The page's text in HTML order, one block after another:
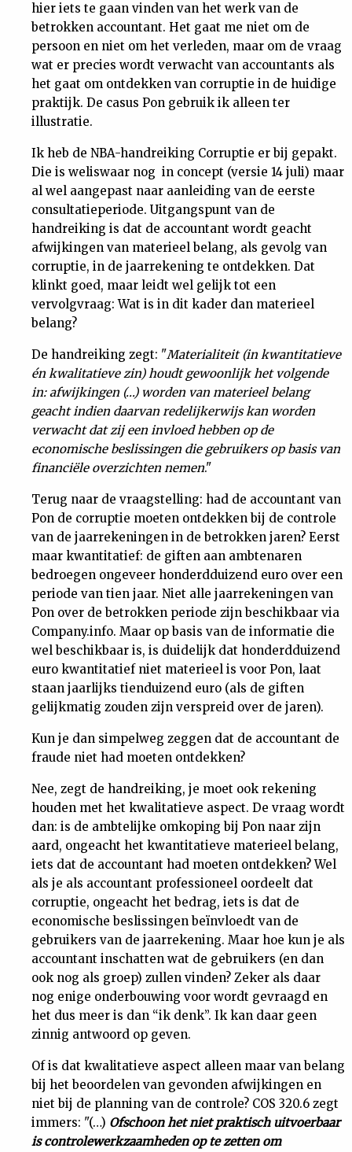
hier iets te gaan vinden van het werk van de
betrokken accountant. Het gaat me niet om de
persoon en niet om het verleden, maar om de vraag
wat er precies wordt verwacht van accountants als
het gaat om ontdekken van corruptie in de huidige
praktijk. De casus Pon gebruik ik alleen ter
illustratie.
Ik heb de NBA-handreiking Corruptie er bij gepakt.
Die is weliswaar nog in concept (versie 14 juli) maar
al wel aangepast naar aanleiding van de eerste
consultatieperiode. Uitgangspunt van de
handreiking is dat de accountant wordt geacht
afwijkingen van materieel belang, als gevolg van
corruptie, in de jaarrekening te ontdekken. Dat
klinkt goed, maar leidt wel gelijk tot een
vervolgvraag: Wat is in dit kader dan materieel
belang?
De handreiking zegt: "Materialiteit (in kwantitatieve
én kwalitatieve zin) houdt gewoonlijk het volgende
in: afwijkingen (…) worden van materieel belang
geacht indien daarvan redelijkerwijs kan worden
verwacht dat zij een invloed hebben op de
economische beslissingen die gebruikers op basis van
financiële overzichten nemen."
Terug naar de vraagstelling: had de accountant van
Pon de corruptie moeten ontdekken bij de controle
van de jaarrekeningen in de betrokken jaren? Eerst
maar kwantitatief: de giften aan ambtenaren
bedroegen ongeveer honderdduizend euro over een
periode van tien jaar. Niet alle jaarrekeningen van
Pon over de betrokken periode zijn beschikbaar via
Company.info. Maar op basis van de informatie die
wel beschikbaar is, is duidelijk dat honderdduizend
euro kwantitatief niet materieel is voor Pon, laat
staan jaarlijks tienduizend euro (als de giften
gelijkmatig zouden zijn verspreid over de jaren).
Kun je dan simpelweg zeggen dat de accountant de
fraude niet had moeten ontdekken?
Nee, zegt de handreiking, je moet ook rekening
houden met het kwalitatieve aspect. De vraag wordt
dan: is de ambtelijke omkoping bij Pon naar zijn
aard, ongeacht het kwantitatieve materieel belang,
iets dat de accountant had moeten ontdekken? Wel
als je als accountant professioneel oordeelt dat
corruptie, ongeacht het bedrag, iets is dat de
economische beslissingen beïnvloedt van de
gebruikers van de jaarrekening. Maar hoe kun je als
accountant inschatten wat de gebruikers (en dan
ook nog als groep) zullen vinden? Zeker als daar
nog enige onderbouwing voor wordt gevraagd en
het dus meer is dan “ik denk”. Ik kan daar geen
zinnig antwoord op geven.
Of is dat kwalitatieve aspect alleen maar van belang
bij het beoordelen van gevonden afwijkingen en
niet bij de planning van de controle? COS 320.6 zegt
immers: "(…) Ofschoon het niet praktisch uitvoerbaar
is controlewerkzaamheden op te zetten om